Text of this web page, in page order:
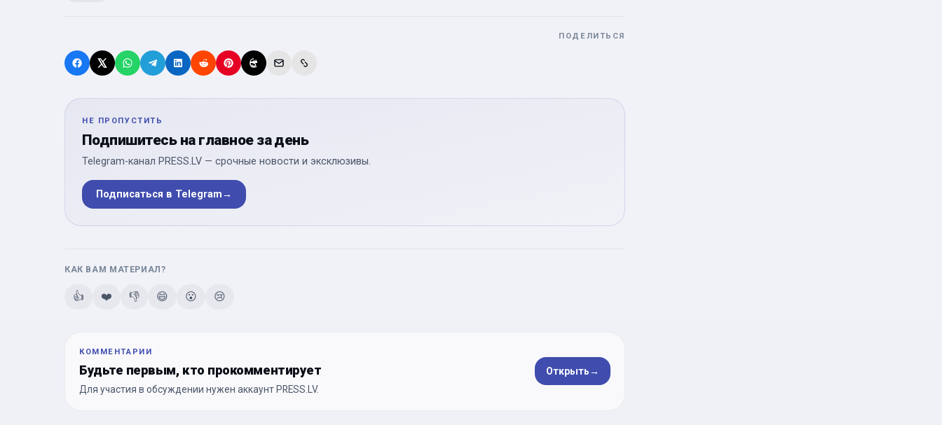
ПОДЕЛИТЬСЯ
НЕ ПРОПУСТИТЬ
Подпишитесь на главное за день
Telegram-канал PRESS.LV — срочные новости и эксклюзивы.
Подписаться в Telegram→
КАК ВАМ МАТЕРИАЛ?
👍 ❤️ 👎 😄 😮 😢
КОММЕНТАРИИ
Будьте первым, кто прокомментирует
Для участия в обсуждении нужен аккаунт PRESS.LV.
Открыть→